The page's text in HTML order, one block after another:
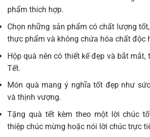
phẩm thích hợp.
Chọn những sản phẩm có chất lượng
thực phẩm và không chứa hóa chất độc
Hộp quà nên có thiết kế đẹp và bắt mắt,
Tết.
Món quà mang ý nghĩa tốt đẹp như
và thịnh vượng.
Tặng quà tết kèm theo một lời chúc
thiệp chúc mừng hoặc nói lời chúc trực